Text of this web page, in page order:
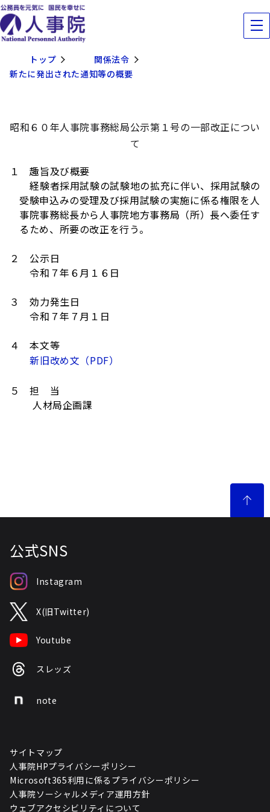
トップ
関係法令
新たに発出された通知等の概要
昭和６０年人事院事務総局公示第１号の一部改正につい
て
１ 趣旨及び概要
経験者採用試験の試験地の拡充に伴い、採用試験の
受験申込みの受理及び採用試験の実施に係る権限を人
事院事務総長から人事院地方事務局（所）長へ委任す
るため、所要の改正を行う。
２ 公示日
令和７年６月１６日
３ 効力発生日
令和７年７月１日
４ 本文等
新旧改め文（PDF）
５ 担 当
人材局企画課
公式SNS
Instagram
X(旧Twitter)
Youtube
スレッズ
note
サイトマップ
人事院HPプライバシーポリシー
Microsoft365利用に係るプライバシーポリシー
人事院ソーシャルメディア運用方針
ウェブアクセシビリティについて